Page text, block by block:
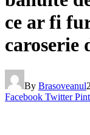
ce ar fi
caroserie
By Brasoveanul
Facebook Twitter